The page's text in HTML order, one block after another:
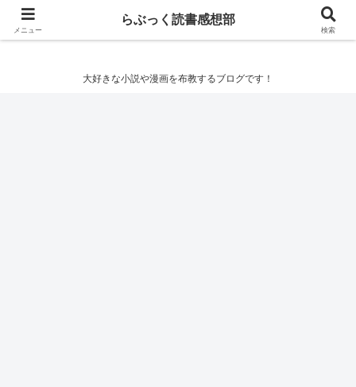
らぶっく読書感想部
大好きな小説や漫画を布教するブログです！
メニュー
らぶっく読書感想部
検索